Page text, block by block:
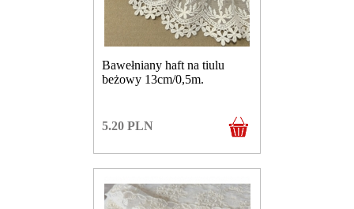
Bawełniany haft na tiulu
beżowy 13cm/0,5m.
5.20 PLN